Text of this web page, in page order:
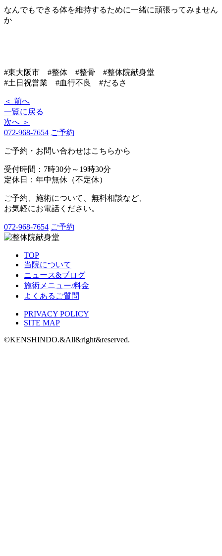
なんでもできる体を維持するために一緒に頑張ってみません
か
#東大阪市 #整体 #整骨 #整体院献身堂
#土日祝営業 #血行不良 #だるさ
＜ 前へ
一覧に戻る
次へ ＞
072-968-7654 ご予約
ご予約・お問い合わせはこちらから
受付時間：7時30分～19時30分
定休日：年中無休（不定休）
ご予約、施術について、無料相談など、
お気軽にお電話ください。
072-968-7654 ご予約
TOP
当院について
ニュース&ブログ
施術メニュー/料金
よくあるご質問
PRIVACY POLICY
SITE MAP
©KENSHINDO.&All&right&reserved.